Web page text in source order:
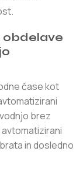
obdelave
čase kot
brez
avtomatizirani
in dosledno